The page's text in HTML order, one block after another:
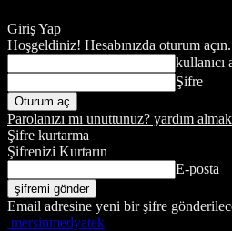
Giriş Yap
Hoşgeldiniz! Hesabınızda oturum açın.
kullanıcı
Şifre
Parolanızı mı unuttunuz? yardım almak
Şifre kurtarma
Şifrenizi Kurtarın
E-posta
Email adresine yeni bir şifre
mersinmedyatek